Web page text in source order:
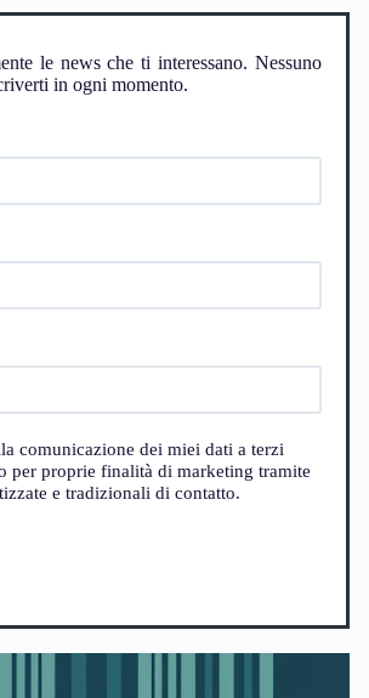
le news che ti interessano. Nessuno
in ogni momento.
comunicazione dei miei dati a terzi
per proprie finalità di marketing tramite
e tradizionali di contatto.